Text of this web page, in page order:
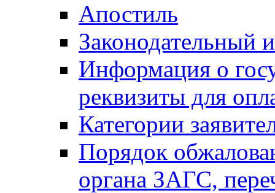
Апостиль
Законодательный
Информация о
реквизиты для
Категории
Порядок
органа ЗАГС,